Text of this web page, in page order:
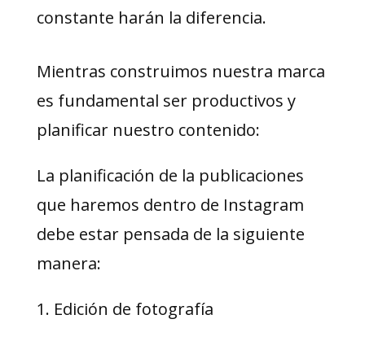
constante harán la diferencia.
Mientras construimos nuestra marca
es fundamental ser productivos y
planificar nuestro contenido:
La planificación de la publicaciones
que haremos dentro de Instagram
debe estar pensada de la siguiente
manera:
1. Edición de fotografía